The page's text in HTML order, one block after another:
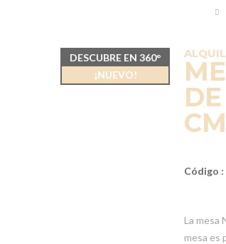
CM
Código :
La mesa
mesa es
DESCUBRE EN 360°
¡NUEVO!